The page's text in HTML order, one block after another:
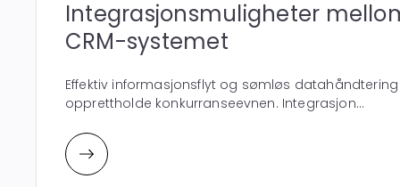
Integrasjonsmuligheter
CRM-systemet
Effektiv informasjonsflyt og sømløs
opprettholde konkurranseevnen. Integrasjon...